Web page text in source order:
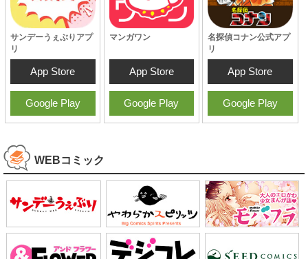
サンデーうぇぶりアプ
リ
App Store
Google Play
マンガワン
App Store
Google Play
名探偵コナン公式アプ
リ
App Store
Google Play
WEBコミック